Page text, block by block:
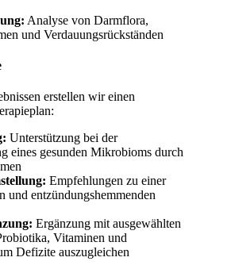
Analyse von Darmflora,
und Verdauungsrückständen
erstellen wir einen
Unterstützung bei der
eines gesunden Mikrobioms durch
Empfehlungen zu einer
und entzündungshemmenden
Ergänzung mit ausgewählten
Vitaminen und
Defizite auszugleichen